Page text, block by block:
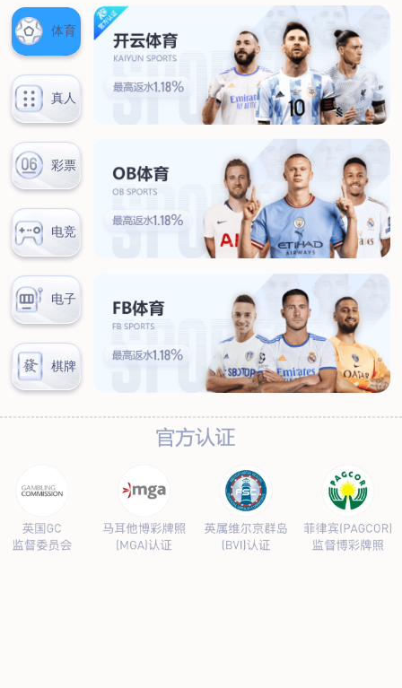
吸油纸
新闻展示
公司新闻
行业资讯
联系我们
联系方式
客户留言
扫码咨询